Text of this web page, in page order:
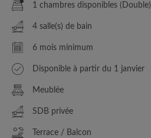
1 chambres disponibles (Double)
4 salle(s) de bain
6 mois minimum
Disponible à partir du 1 janvier
Meublée
SDB privée
Terrace / Balcon